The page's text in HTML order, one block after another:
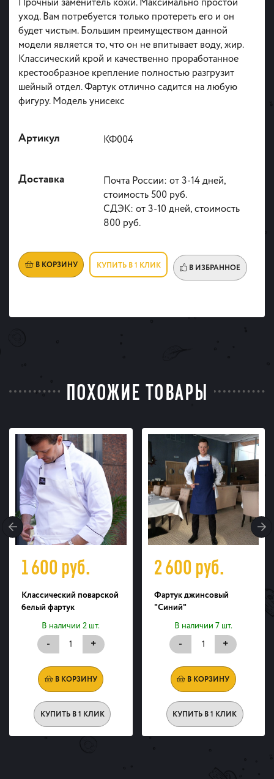
уход. Вам потребуется только протереть его и он
будет чистым. Большим преимуществом данной
модели является то, что он не впитывает воду, жир.
Классический крой и качественно проработанное
крестообразное крепление полностью разгрузит
шейный отдел. Фартук отлично садится на любую
фигуру. Модель унисекс
Артикул КФ004
Доставка
Почта России: от 3-14 дней,
стоимость 500 руб.
СДЭК: от 3-10 дней, стоимость
800 руб.
В КОРЗИНУ КУПИТЬ В 1 КЛИК В ИЗБРАННОЕ
ПОХОЖИЕ ТОВАРЫ
1 600руб.
Классический поварской
белый фартук
В наличии 2 шт.
- +
В КОРЗИНУ
КУПИТЬ В 1 КЛИК
2 600руб.
Фартук джинсовый
"Синий"
В наличии 7 шт.
- +
В КОРЗИНУ
КУПИТЬ В 1 КЛИК